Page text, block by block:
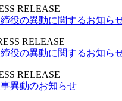
RELEASE
役の異動に関するお知ら
RELEASE
役の異動に関するお知ら
RELEASE
異動のお知らせ